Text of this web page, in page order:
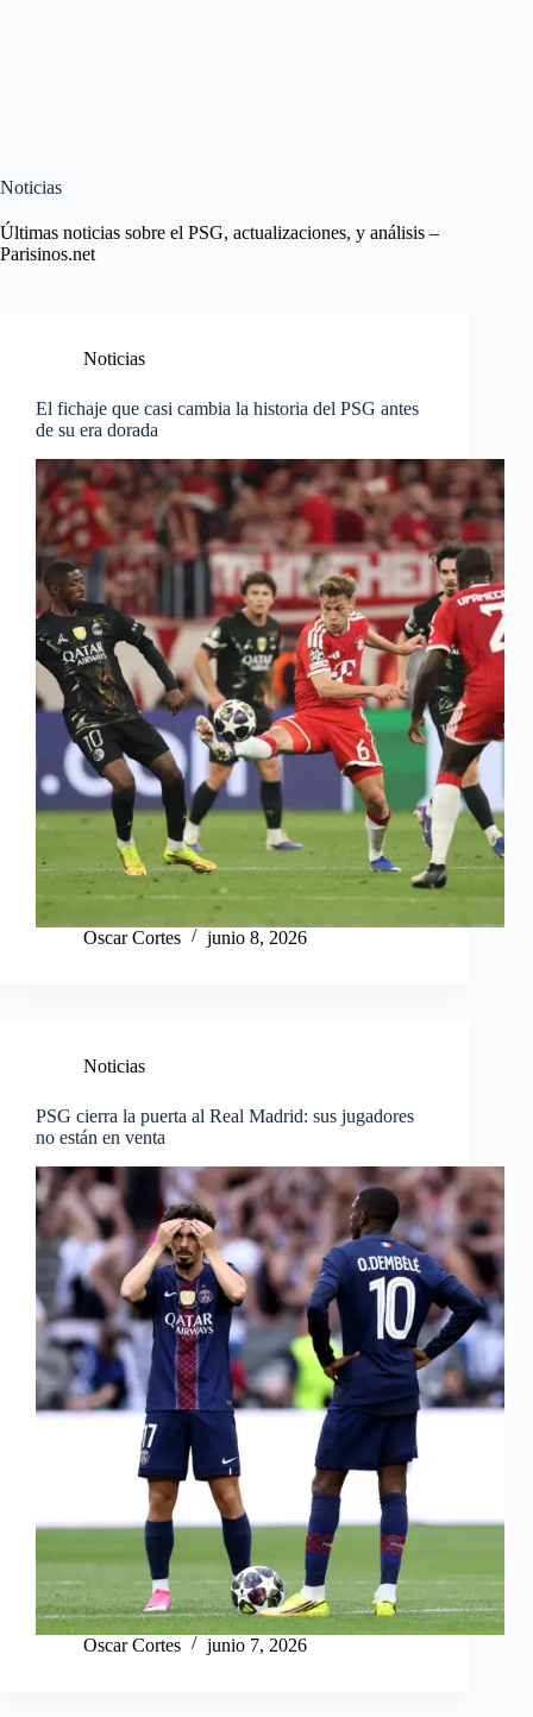
Noticias
Últimas noticias sobre el PSG, actualizaciones, y análisis –
Parisinos.net
Noticias
El fichaje que casi cambia la historia del PSG antes
de su era dorada
Oscar Cortes junio 8, 2026
Noticias
PSG cierra la puerta al Real Madrid: sus jugadores
no están en venta
Oscar Cortes junio 7, 2026